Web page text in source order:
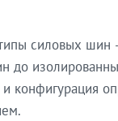
силовых шин
до
конфигурация